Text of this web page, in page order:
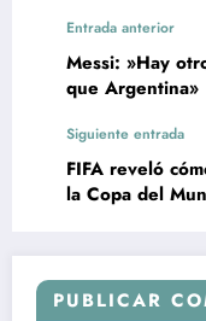
Entrada anterior
Messi: »Hay
que Argentina»
Siguiente entrada
FIFA reveló
la Copa del
PUBLICAR